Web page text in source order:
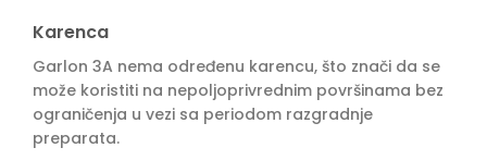
Karenca
Garlon 3A nema određenu karencu, što znači da se
može koristiti na nepoljoprivrednim površinama bez
ograničenja u vezi sa periodom razgradnje
preparata.